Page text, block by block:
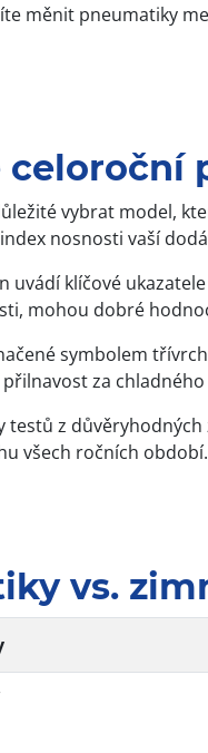
měnit pneumatiky
vybrat model,
nosnosti vaší
uvádí klíčové
mohou dobré
symbolem
za
z
všech ročních období.
vs.